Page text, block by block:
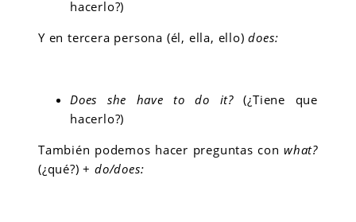
hacerlo?)
Y en tercera persona (él, ella, ello)does:
Does she have to do it?(¿Tiene que
hacerlo?)
También podemos hacer preguntas con what?
(¿qué?) + do/does: